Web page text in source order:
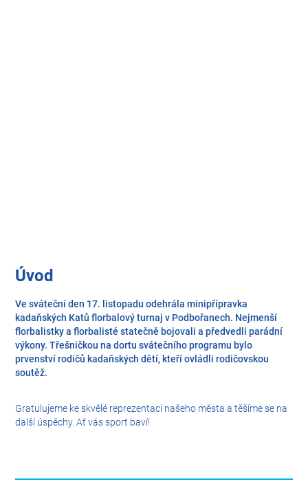
Úvod
Ve sváteční den 17. listopadu odehrála minipřípravka
kadaňských Katů florbalový turnaj v Podbořanech. Nejmenší
florbalistky a florbalisté statečně bojovali a předvedli parádní
výkony. Třešničkou na dortu svátečního programu bylo
prvenství rodičů kadaňských dětí, kteří ovládli rodičovskou
soutěž.
Gratulujeme ke skvělé reprezentaci našeho města a těšíme se na
další úspěchy. Ať vás sport baví!